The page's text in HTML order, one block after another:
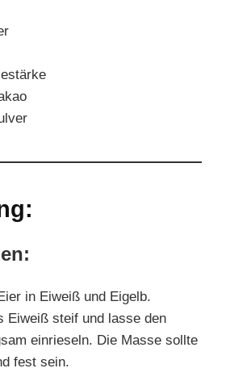
in Eiweiß und Eigelb.
Eiweiß steif und lasse den
einrieseln. Die Masse sollte
fest sein.